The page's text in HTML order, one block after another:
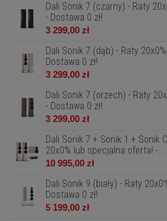
Dali Sonik 7 (czarny) - Raty
- Dostawa 0 zł!
3 299,00 zł
Dali Sonik 7 (dąb) - Raty
Dostawa 0 zł!
3 299,00 zł
Dali Sonik 7 (orzech) - Raty
- Dostawa 0 zł!
3 299,00 zł
Dali Sonik 7 + Sonik 1 + Sonik
20x0% lub specjalna oferta! -...
10 995,00 zł
Dali Sonik 9 (biały) - Raty
Dostawa 0 zł!
5 199,00 zł